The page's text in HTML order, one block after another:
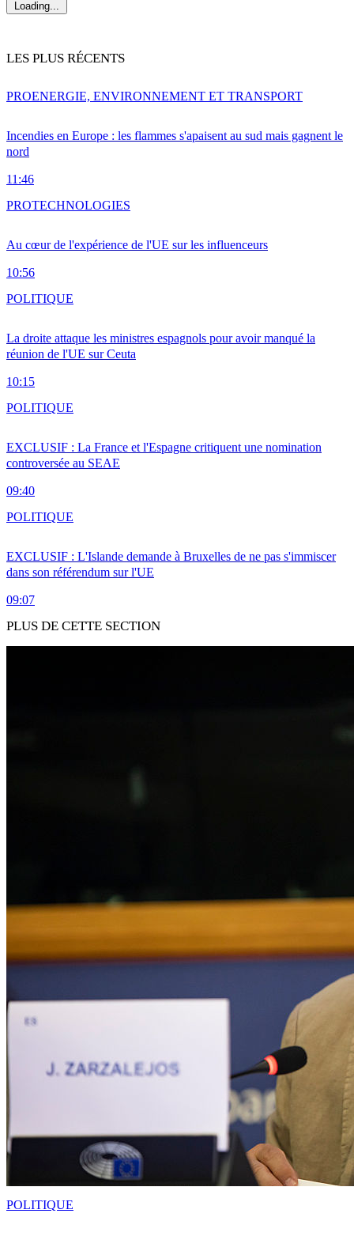
Loading...
LES PLUS RÉCENTS
Incendies en Europe : les flammes s'apaisent au sud mais gagnent le
nord
11:46
PROENERGIE, ENVIRONNEMENT ET TRANSPORT
Au cœur de l'expérience de l'UE sur les influenceurs
10:56
PROTECHNOLOGIES
La droite attaque les ministres espagnols pour avoir manqué la
réunion de l'UE sur Ceuta
10:15
POLITIQUE
EXCLUSIF : La France et l'Espagne critiquent une nomination
controversée au SEAE
09:40
POLITIQUE
EXCLUSIF : L'Islande demande à Bruxelles de ne pas s'immiscer
dans son référendum sur l'UE
09:07
POLITIQUE
PLUS DE CETTE SECTION
POLITIQUE